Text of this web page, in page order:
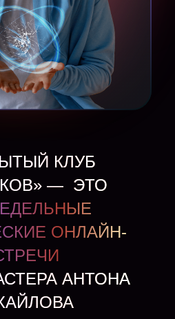
КЛУБ
— ЭТО
ОНЛАЙН-
АНТОНА